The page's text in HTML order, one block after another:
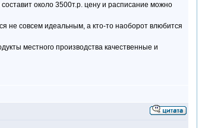
около 3500т.р. цену и расписание можно
не совсем идеальным, а кто-то наоборот влюбится
местного производства качественные и